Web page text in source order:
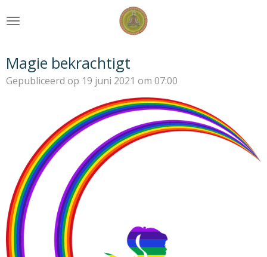
direct
hoofdinhoud
Magie bekrachtigt
Gepubliceerd op 19 juni 2021 om 07:00